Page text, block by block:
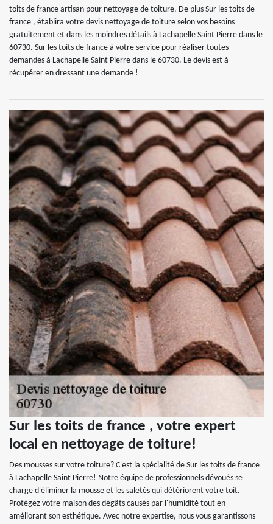
toits de france artisan pour nettoyage de toiture. De plus Sur les toits de
france , établira votre devis nettoyage de toiture selon vos besoins
gratuitement et dans les moindres détails à Lachapelle Saint Pierre dans le
60730. Sur les toits de france à votre service pour réaliser toutes
demandes à Lachapelle Saint Pierre dans le 60730. Le devis est à
récupérer en dressant une demande !
Sur les toits de france , votre expert
local en nettoyage de toiture!
Des mousses sur votre toiture? C'est la spécialité de Sur les toits de france
à Lachapelle Saint Pierre! Notre équipe de professionnels dévoués se
charge d'éliminer la mousse et les saletés qui détériorent votre toit.
Protégez votre maison des dégâts causés par l'humidité tout en
améliorant son esthétique. Avec notre expertise, nous vous garantissons